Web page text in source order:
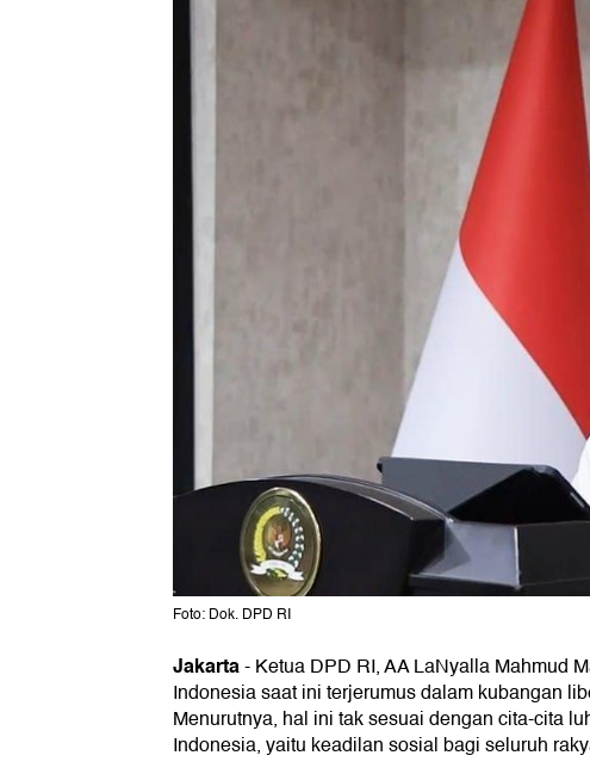
Foto: Dok. DPD RI
Jakarta-Ketua DPD RI, AA LaNyalla Mahmud
Indonesia saat ini terjerumus dalam kubangan
Menurutnya, hal ini tak sesuai dengan cita-cita
Indonesia, yaitu keadilan sosial bagi seluruh